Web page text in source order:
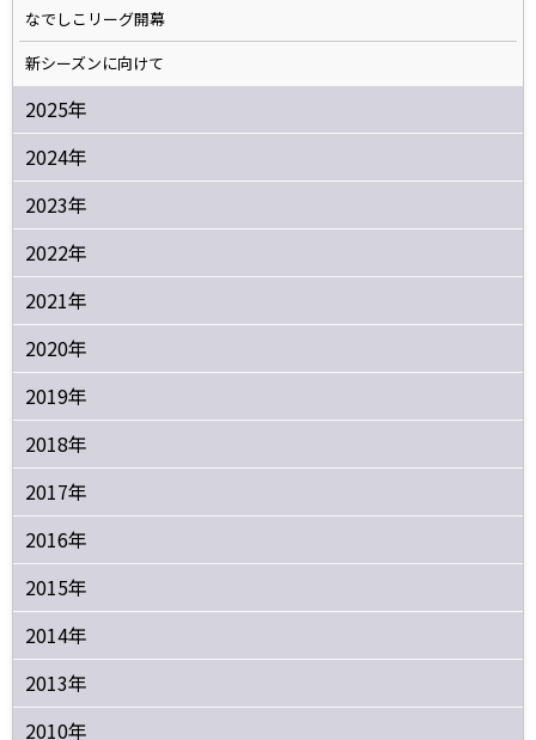
なでしこリーグ開幕
新シーズンに向けて
2025年
2024年
2023年
2022年
2021年
2020年
2019年
2018年
2017年
2016年
2015年
2014年
2013年
2010年